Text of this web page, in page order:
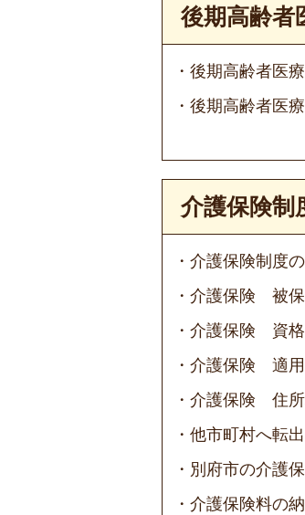
後期高齢者
後期高齢者医
後期高齢者医
介護保険制
介護保険制度
介護保険 被保
介護保険 資格
介護保険 適
介護保険 住所
他市町村へ転
別府市の介護
介護保険料の